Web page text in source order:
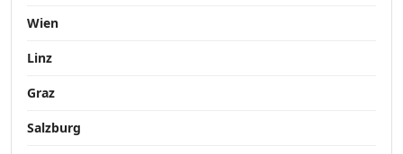
Wien
Linz
Graz
Salzburg